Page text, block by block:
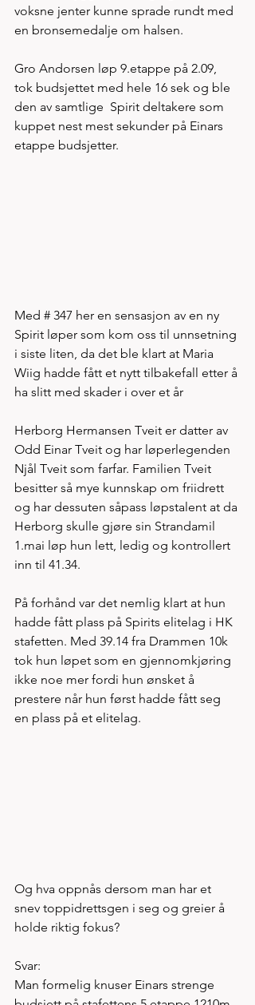
voksne jenter kunne sprade rundt med
en bronsemedalje om halsen.
Gro Andorsen løp 9.etappe på 2.09,
tok budsjettet med hele 16 sek og ble
den av samtlige  Spirit deltakere som
kuppet nest mest sekunder på Einars
etappe budsjetter.
Med # 347 her en sensasjon av en ny
Spirit løper som kom oss til unnsetning
i siste liten, da det ble klart at Maria
Wiig hadde fått et nytt tilbakefall etter å
ha slitt med skader i over et år
Herborg Hermansen Tveit er datter av
Odd Einar Tveit og har løperlegenden
Njål Tveit som farfar. Familien Tveit
besitter så mye kunnskap om friidrett
og har dessuten såpass løpstalent at da
Herborg skulle gjøre sin Strandamil
1.mai løp hun lett, ledig og kontrollert
inn til 41.34.
På forhånd var det nemlig klart at hun
hadde fått plass på Spirits elitelag i HK
stafetten. Med 39.14 fra Drammen 10k
tok hun løpet som en gjennomkjøring
ikke noe mer fordi hun ønsket å
prestere når hun først hadde fått seg
en plass på et elitelag.
Og hva oppnås dersom man har et
snev toppidrettsgen i seg og greier å
holde riktig fokus?
Svar:
Man formelig knuser Einars strenge